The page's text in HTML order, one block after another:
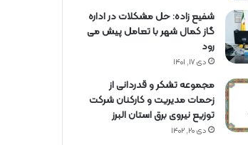
شفیع زاده: حل مشکلات در اداره
گاز کمال شهر با تعامل پیش می
رود
دی ۱۷, ۱۴۰۱
مجموعه تشکر و قدردانی از
زحمات مدیریت و کارکنان شرکت
توزیع نیروی برق استان البرز
دی ۲۰, ۱۴۰۲